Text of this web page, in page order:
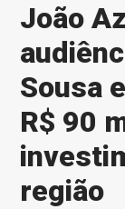
João
Sousa
R$ 90
região